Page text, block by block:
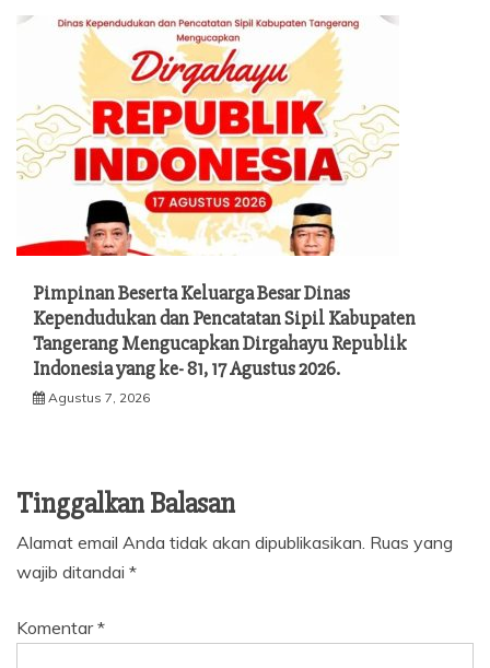
Pimpinan Beserta Keluarga Besar Dinas
Kependudukan dan Pencatatan Sipil Kabupaten
Tangerang Mengucapkan Dirgahayu Republik
Indonesia yang ke- 81, 17 Agustus 2026.
Agustus 7, 2026
Tinggalkan Balasan
Alamat email Anda tidak akan dipublikasikan. Ruas yang
wajib ditandai *
Komentar*